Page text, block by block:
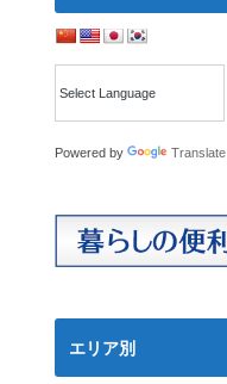
Powered by Translate
エリア別